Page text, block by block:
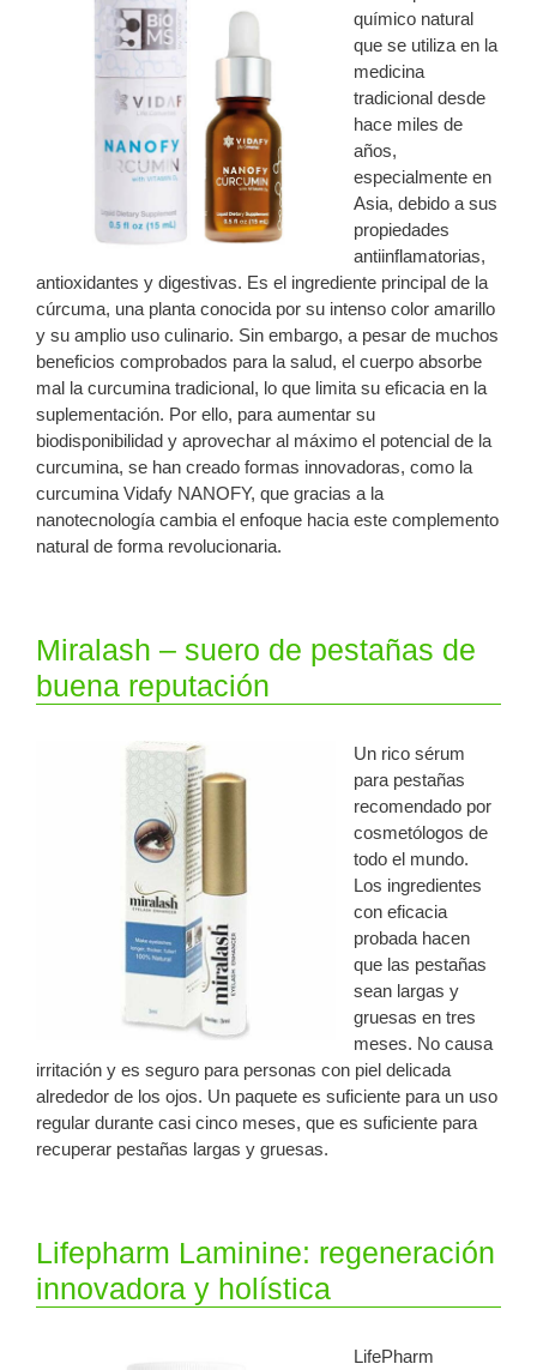
químico natural
que se utiliza en la
medicina
tradicional desde
hace miles de
años,
especialmente en
Asia, debido a sus
propiedades
antiinflamatorias,
antioxidantes y digestivas. Es el ingrediente principal de la
cúrcuma, una planta conocida por su intenso color amarillo
y su amplio uso culinario. Sin embargo, a pesar de muchos
beneficios comprobados para la salud, el cuerpo absorbe
mal la curcumina tradicional, lo que limita su eficacia en la
suplementación. Por ello, para aumentar su
biodisponibilidad y aprovechar al máximo el potencial de la
curcumina, se han creado formas innovadoras, como la
curcumina Vidafy NANOFY, que gracias a la
nanotecnología cambia el enfoque hacia este complemento
natural de forma revolucionaria.
Miralash – suero de pestañas de
buena reputación
Un rico sérum
para pestañas
recomendado por
cosmetólogos de
todo el mundo.
Los ingredientes
con eficacia
probada hacen
que las pestañas
sean largas y
gruesas en tres
meses. No causa
irritación y es seguro para personas con piel delicada
alrededor de los ojos. Un paquete es suficiente para un uso
regular durante casi cinco meses, que es suficiente para
recuperar pestañas largas y gruesas.
Lifepharm Laminine: regeneración
innovadora y holística
LifePharm